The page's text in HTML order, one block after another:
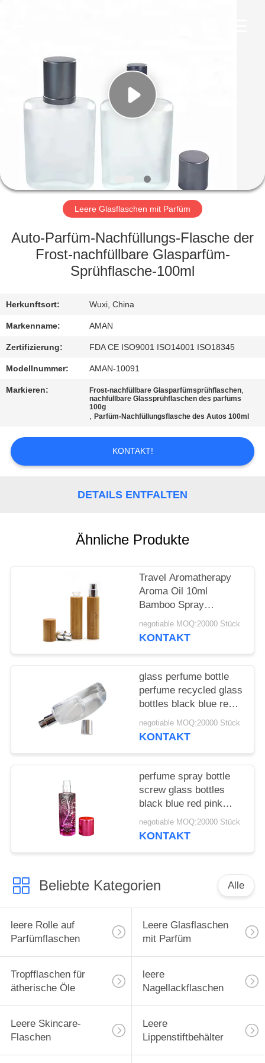
PRODUKTE
VIDEOS
VR-
SHOW
ÜBER
QUALITÄTSKONTROLLE
KONTAKT
MIT
NACHRICHT
ANFORDERN
SITEMAP
POLICY
Leere Glasflaschen mit Parfüm
Auto-Parfüm-Nachfüllungs-Flasche der
Frost-nachfüllbare Glasparfüm-
Sprühflasche-100ml
Herkunftsort: Wuxi, China
Markenname: AMAN
Zertifizierung: FDA CE ISO9001 ISO14001 ISO18345
Modellnummer: AMAN-10091
Markieren: Frost-nachfüllbare Glasparfümsprühflaschen,
nachfüllbare Glassprühflaschen des parfüms
100g
,Parfüm-Nachfüllungsflasche des Autos 100ml
KONTAKT!
DETAILS ENTFALTEN
Ähnliche Produkte
Travel Aromatherapy
Aroma Oil 10ml
Bamboo Spray
Perfume Bottle With
Screw Spray Cap
negotiable MOQ:20000 Stück
KONTAKT
glass perfume bottle
perfume recycled glass
bottles black blue red
pink green cap plastic
and metal
negotiable MOQ:20000 Stück
KONTAKT
perfume spray bottle
screw glass bottles
black blue red pink
green cap plastic and
metal
negotiable MOQ:20000 Stück
KONTAKT
Beliebte Kategorien Alle
leere Rolle auf
Parfümflaschen
Leere Glasflaschen
mit Parfüm
Tropfflaschen für
ätherische Öle
leere
Nagellackflaschen
Leere Skincare-
Flaschen
Leere
Lippenstiftbehälter